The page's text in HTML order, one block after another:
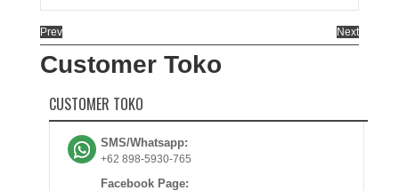
Prev Next
Customer Toko
CUSTOMER TOKO
SMS/Whatsapp:
+62 898-5930-765
Facebook Page: